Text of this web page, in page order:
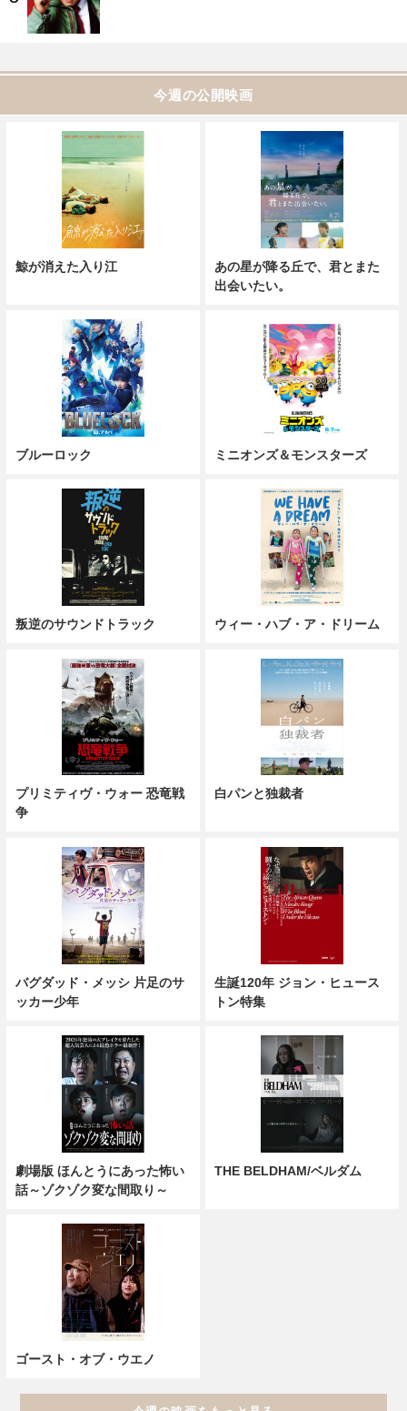
今週の公開映画
鯨が消えた入り江
あの星が降る丘で、君とまた
出会いたい。
ブルーロック ミニオンズ＆モンスターズ
叛逆のサウンドトラック ウィー・ハブ・ア・ドリーム
プリミティヴ・ウォー 恐竜戦
争
白パンと独裁者
バグダッド・メッシ 片足のサ
ッカー少年
生誕120年 ジョン・ヒュース
トン特集
劇場版 ほんとうにあった怖い
話～ゾクゾク変な間取り～
THE BELDHAM/ベルダム
ゴースト・オブ・ウエノ